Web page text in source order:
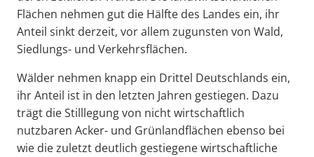
Flächen nehmen gut die Hälfte des Landes ein, ihr
Anteil sinkt derzeit, vor allem zugunsten von Wald,
Siedlungs- und Verkehrsflächen.
Wälder nehmen knapp ein Drittel Deutschlands ein,
ihr Anteil ist in den letzten Jahren gestiegen. Dazu
trägt die Stilllegung von nicht wirtschaftlich
nutzbaren Acker- und Grünlandflächen ebenso bei
wie die zuletzt deutlich gestiegene wirtschaftliche